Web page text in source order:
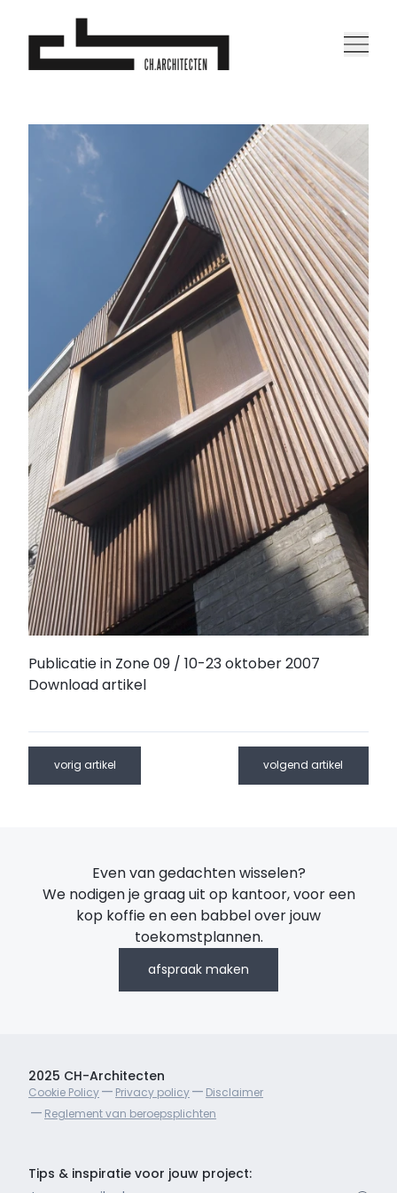
Publicatie in Zone 09 / 10-23 oktober 2007
Download artikel
vorig artikel volgend artikel
Even van gedachten wisselen?
We nodigen je graag uit op kantoor, voor een
kop koffie en een babbel over jouw
toekomstplannen.
afspraak maken
2025 CH-Architecten
Cookie Policy Privacy policy
Disclaimer
Reglement van beroepsplichten
Tips & inspiratie voor jouw project: